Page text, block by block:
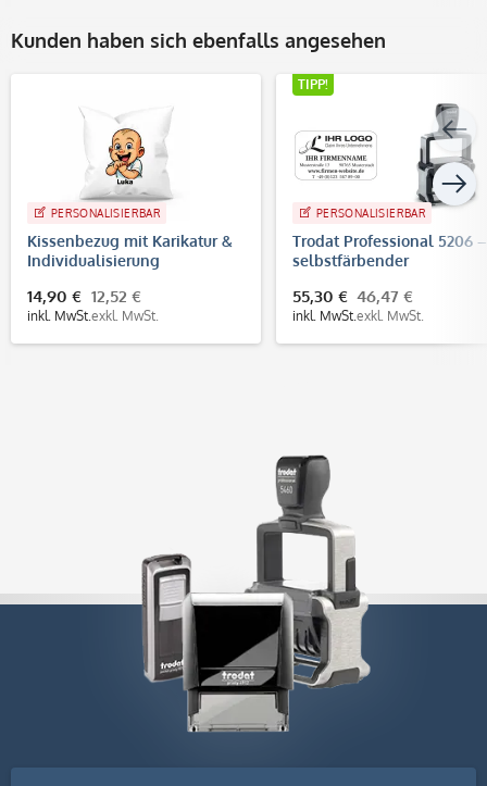
Kunden haben sich ebenfalls angesehen
PERSONALISIERBAR
Kissenbezug mit Karikatur &
Individualisierung
14,90 €
inkl. MwSt.
12,52 €
exkl. MwSt.
TIPP!
PERSONALISIERBAR
Trodat Professional 5206 –
selbstfärbender
mm, 7 Zeilen
55,30 €
inkl. MwSt.
46,47 €
exkl. MwSt.